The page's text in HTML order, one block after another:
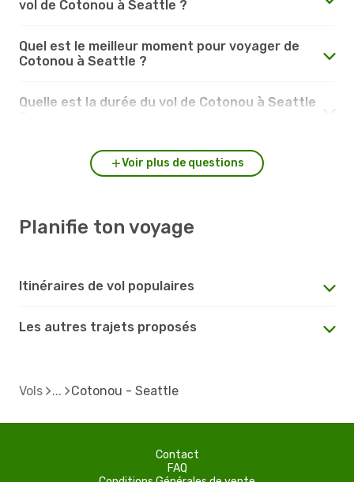
vol de Cotonou à Seattle ?
Quel est le meilleur moment pour voyager de
Cotonou à Seattle ?
Quelle est la durée du vol de Cotonou à Seattle
Voir plus de questions
Planifie ton voyage
Itinéraires de vol populaires
Les autres trajets proposés
Vols Cotonou - Seattle
Contact
FAQ